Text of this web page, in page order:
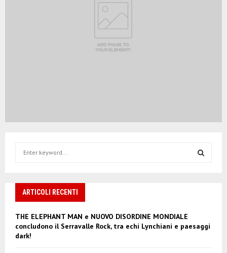
h
o
r
ARTICOLI RECENTI
THE ELEPHANT MAN e NUOVO DISORDINE MONDIALE
concludono il Serravalle Rock, tra echi Lynchiani e paesaggi
dark!